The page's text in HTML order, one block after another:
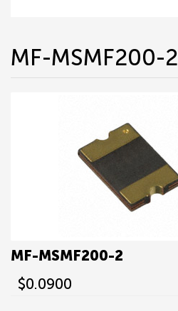
MF-MSMF200-2
MF-MSMF200-2
$0.0900